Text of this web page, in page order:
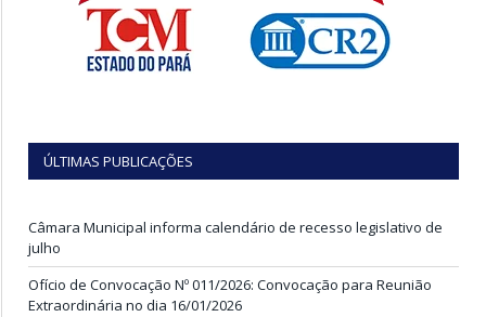
ÚLTIMAS PUBLICAÇÕES
Câmara Municipal informa calendário de recesso legislativo de
julho
Ofício de Convocação Nº 011/2026: Convocação para Reunião
Extraordinária no dia 16/01/2026